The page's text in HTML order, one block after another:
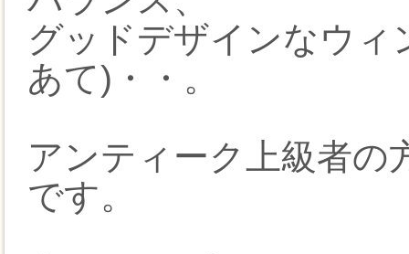
グッドデザインなウ
あて)・・。
アンティーク上級者の
です。